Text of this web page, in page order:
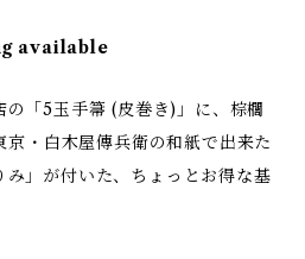
available
「5玉手箒 (皮巻き)」に、棕櫚
・白木屋傳兵衛の和紙で出来た
」が付いた、ちょっとお得な基